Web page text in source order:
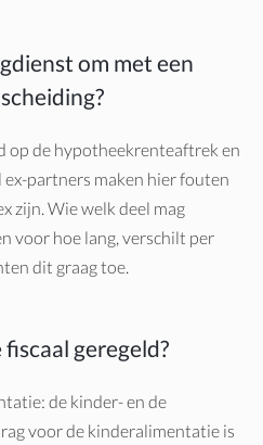
om met een
op de hypotheekrenteaftrek en
partners maken hier fouten
zijn. Wie welk deel mag
voor hoe lang, verschilt per
dit graag toe.
geregeld?
de kinder- en de
voor de kinderalimentatie is